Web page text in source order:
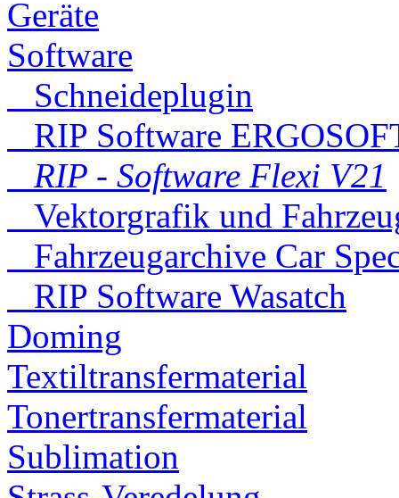
Geräte
Software
Schneideplugin
RIP Software
RIP - Software Flexi V21
Vektorgrafik und
Fahrzeugarchive Car
RIP Software Wasatch
Doming
Textiltransfermaterial
Tonertransfermaterial
Sublimation